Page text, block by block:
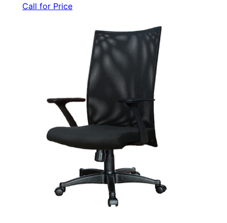
Call for Price